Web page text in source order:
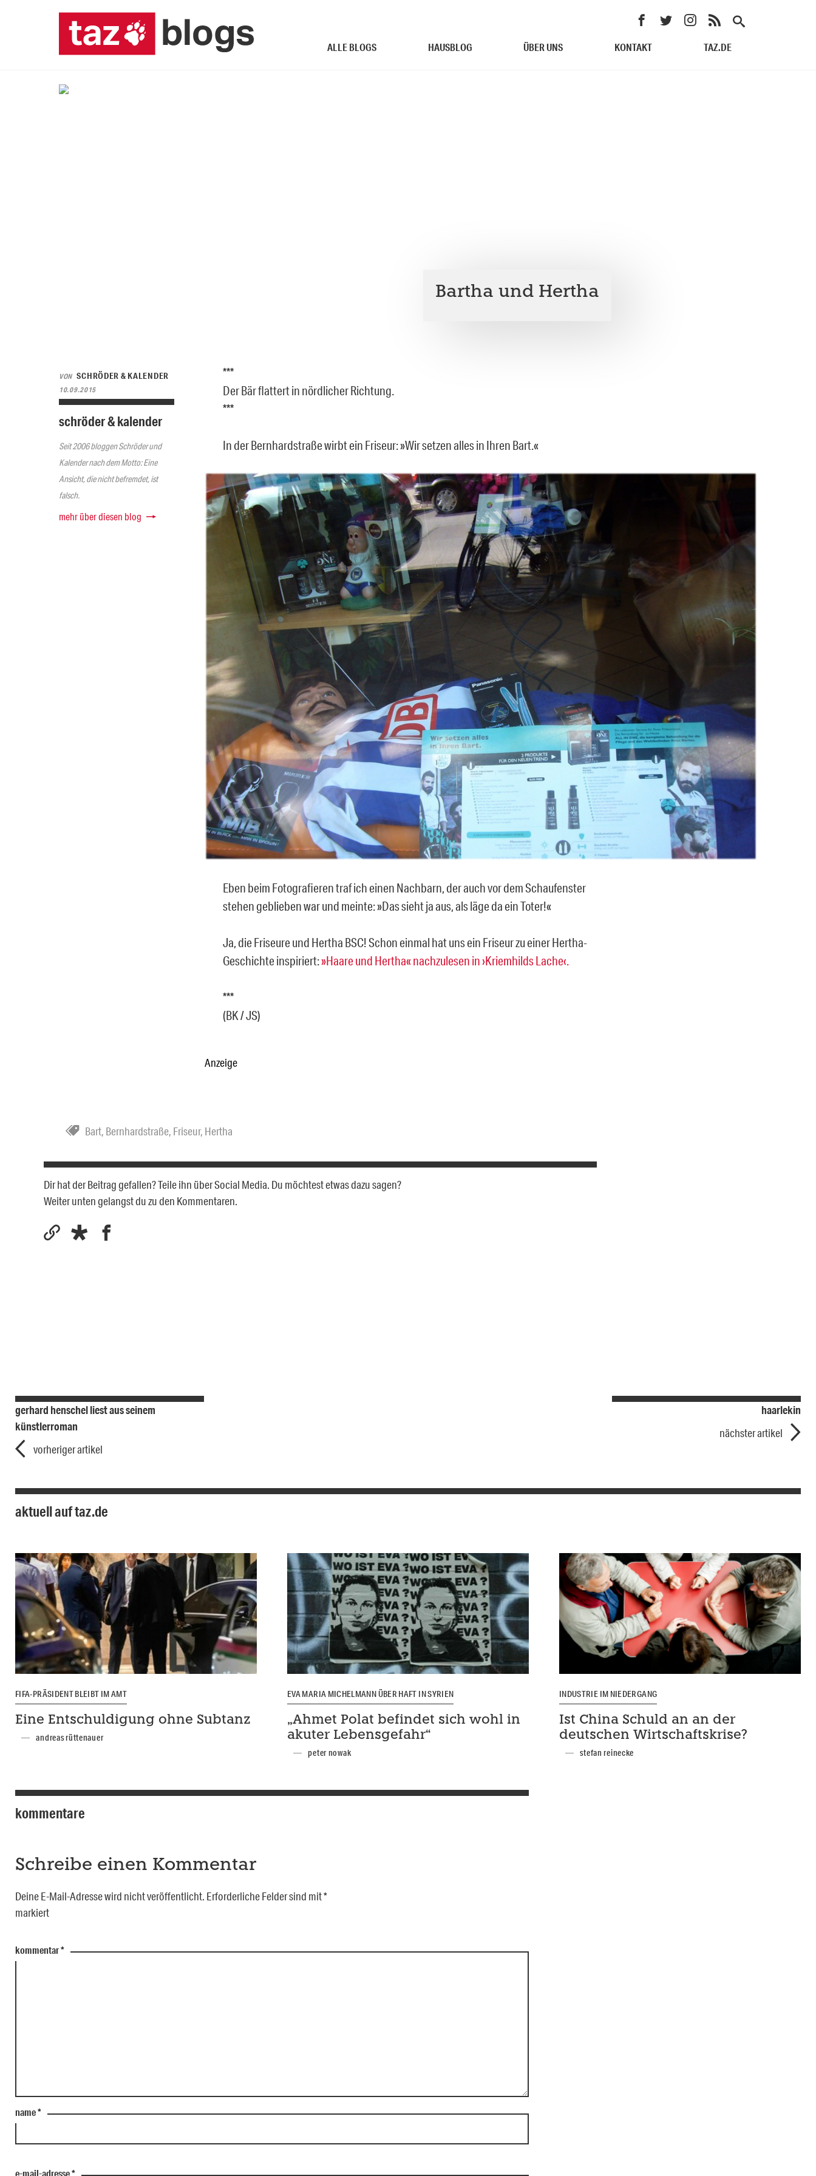
ALLE BLOGS HAUSBLOG ÜBER UNS KONTAKT TAZ.DE
Bartha und Hertha
VON SCHRÖDER & KALENDER
10.09.2015
schröder & kalender
Seit 2006 bloggen Schröder und
Kalender nach dem Motto: Eine
Ansicht, die nicht befremdet, ist
falsch.
mehr über diesen blog
***
Der Bär flattert in nördlicher Richtung.
***
In der Bernhardstraße wirbt ein Friseur: »Wir setzen alles in Ihren Bart.«
Eben beim Fotografieren traf ich einen Nachbarn, der auch vor dem Schaufenster
stehen geblieben war und meinte: »Das sieht ja aus, als läge da ein Toter!«
Ja, die Friseure und Hertha BSC! Schon einmal hat uns ein Friseur zu einer Hertha-
Geschichte inspiriert:»Haare und Hertha« nachzulesen in ›Kriemhilds Lache‹.
***
(BK / JS)
Anzeige
Bart, Bernhardstraße, Friseur, Hertha
Dir hat der Beitrag gefallen? Teile ihn über Social Media. Du möchtest etwas dazu sagen?
Weiter unten gelangst du zu den Kommentaren.
gerhard henschel liest aus seinem
künstlerroman
vorheriger artikel
haarlekin
nächster artikel
aktuell auf taz.de
FIFA-PRÄSIDENT BLEIBT IM AMT
Eine Entschuldigung ohne Subtanz
andreas rüttenauer
EVA MARIA MICHELMANN ÜBER HAFT IN SYRIEN
„Ahmet Polat befindet sich wohl in
akuter Lebensgefahr“
peter nowak
INDUSTRIE IM NIEDERGANG
Ist China Schuld an an der
deutschen Wirtschaftskrise?
stefan reinecke
kommentare
Schreibe einen Kommentar
Deine E-Mail-Adresse wird nicht veröffentlicht. Erforderliche Felder sind mit*
markiert
kommentar*
name*
e-mail-adresse*